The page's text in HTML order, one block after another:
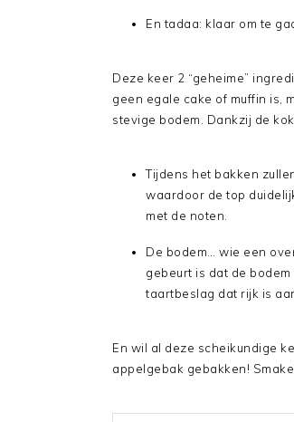
En tadaa: klaar om te
Deze keer 2 “geheime”
geen egale cake of muffin is,
stevige bodem. Dankzij de
Tijdens het bakken
waardoor de top
met de noten.
De bodem… wie een
gebeurt is dat de
taartbeslag dat rijk is
En wil al deze scheikundige
appelgebak gebakken!